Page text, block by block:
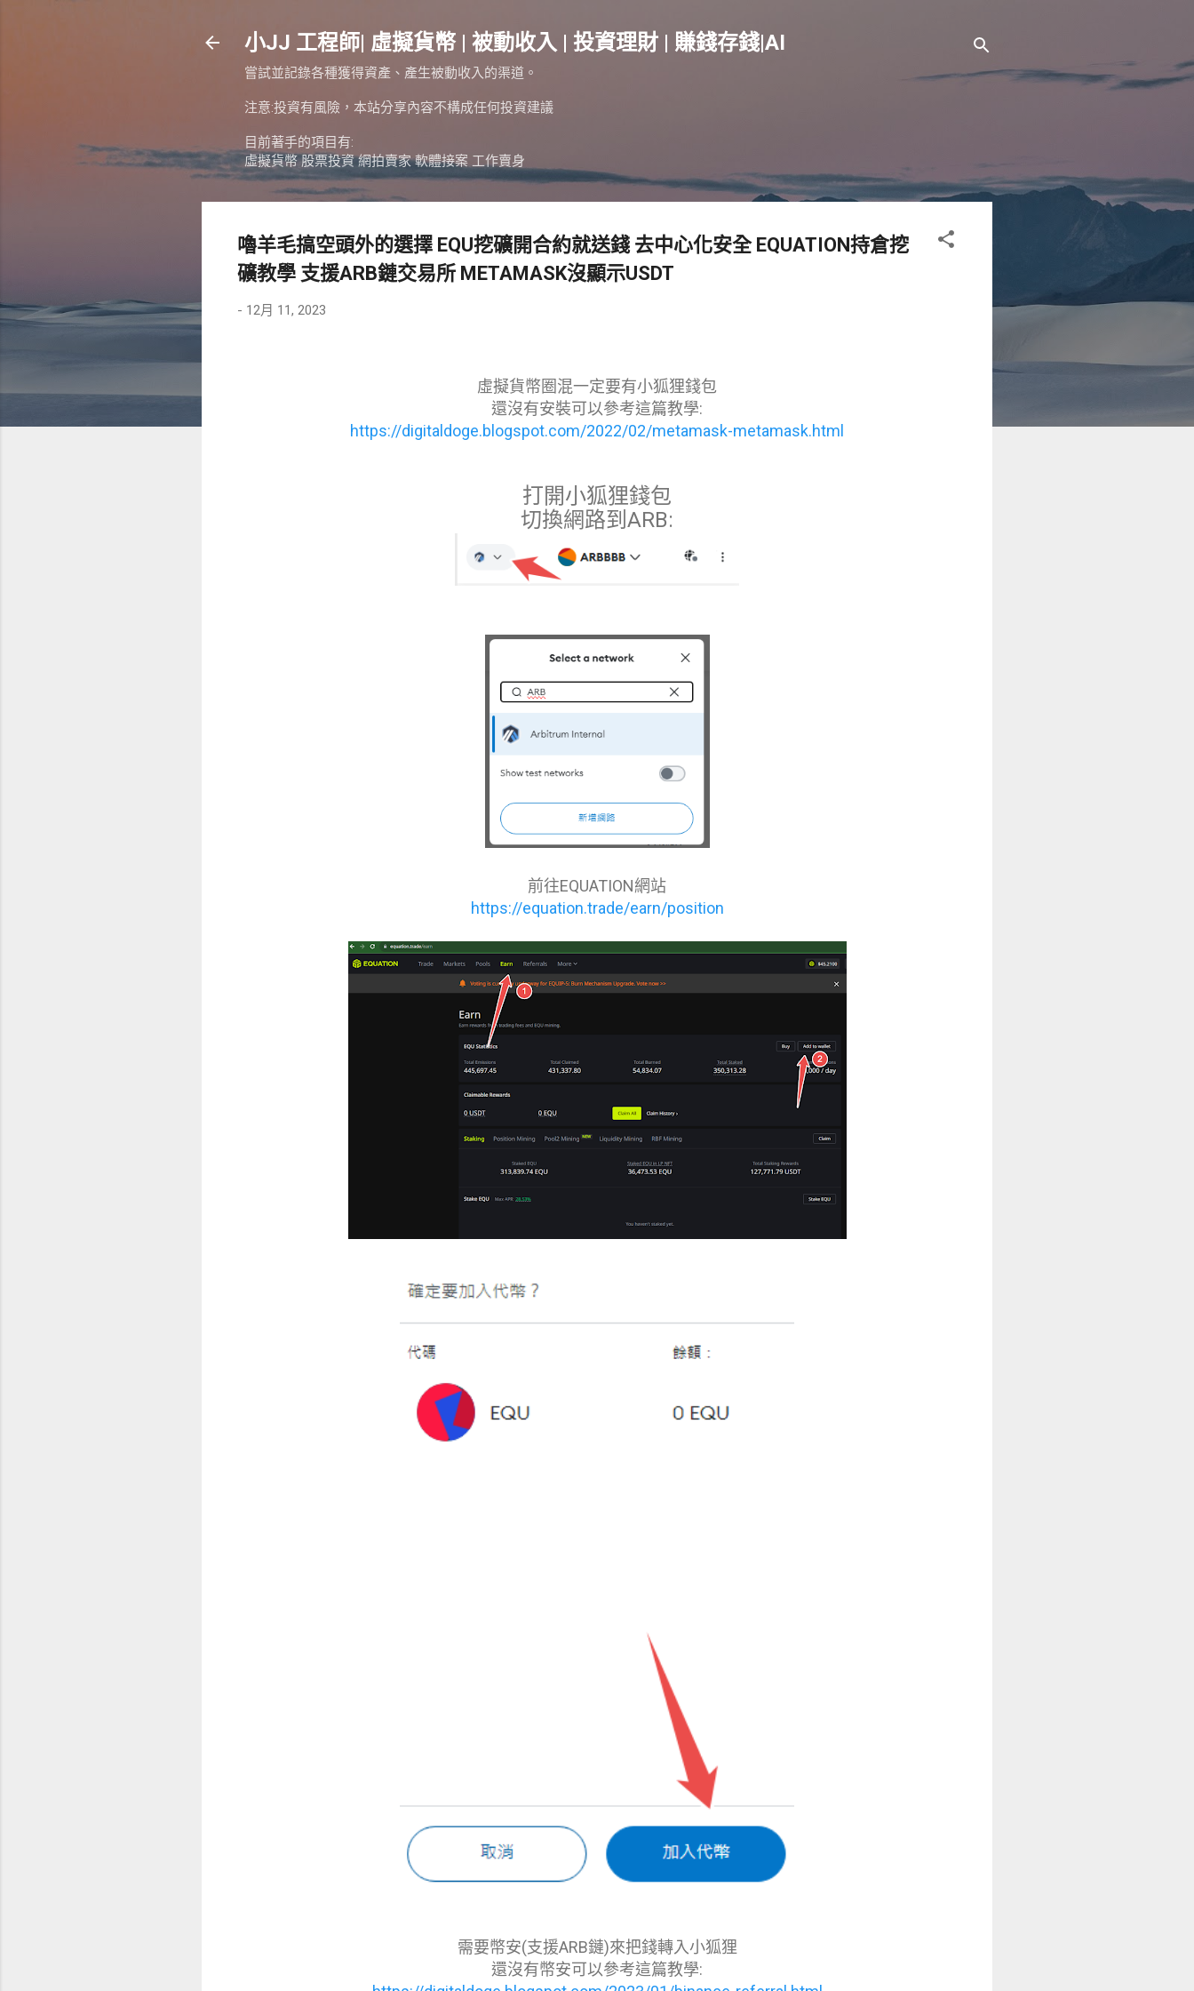
小JJ 工程師| 虛擬貨幣 | 被動收入 | 投資理財 | 賺錢存錢|AI
嘗試並記錄各種獲得資產、產生被動收入的渠道。
注意:投資有風險，本站分享內容不構成任何投資建議
目前著手的項目有:
虛擬貨幣 股票投資 網拍賣家 軟體接案 工作賣身
嚕羊毛搞空頭外的選擇 EQU挖礦開合約就送錢 去中心化安全 EQUATION持倉挖
礦教學 支援ARB鏈交易所 METAMASK沒顯示USDT
- 12月 11, 2023
虛擬貨幣圈混一定要有小狐狸錢包
還沒有安裝可以參考這篇教學:
https://digitaldoge.blogspot.com/2022/02/metamask-metamask.html
打開小狐狸錢包
切換網路到ARB:
前往EQUATION網站
https://equation.trade/earn/position
需要幣安(支援ARB鏈)來把錢轉入小狐狸
還沒有幣安可以參考這篇教學: